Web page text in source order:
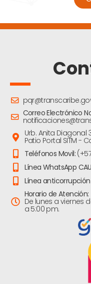
Correo Electrónico
Urb. Anita Diagonal
Patio Portal SITM -
Teléfonos Movil:
Línea WhatsApp
Línea anticorrupción
Horario de Atención:
De lunes a viernes
a 5:00 pm.